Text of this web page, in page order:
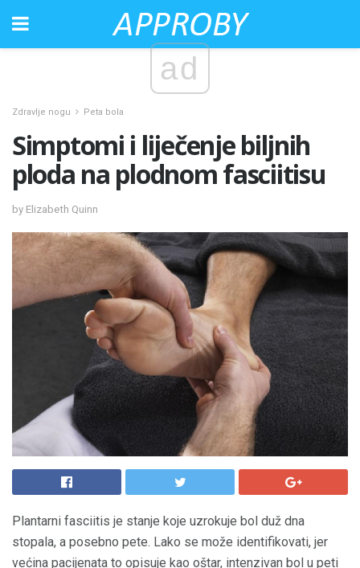
ad
Zdravlje nogu Peta bola
Simptomi i liječenje biljnih
ploda na plodnom fasciitisu
by Elizabeth Quinn
Plantarni fasciitis je stanje koje uzrokuje bol duž dna
stopala, a posebno pete. Lako se može identifikovati, jer
većina pacijenata to opisuje kao oštar, intenzivan bol u peti